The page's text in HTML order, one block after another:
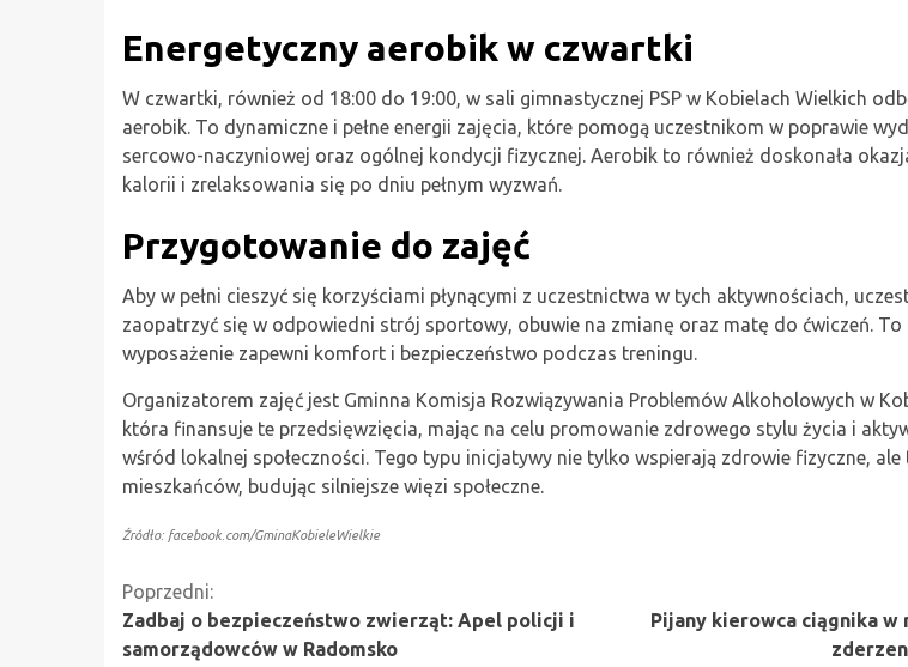
Energetyczny aerobik w czwartki
W czwartki, również od 18:00 do 19:00, w sali gimnastycznej PSP w Kobielach Wielkich
aerobik. To dynamiczne i pełne energii zajęcia, które pomogą uczestnikom w poprawie
sercowo-naczyniowej oraz ogólnej kondycji fizycznej. Aerobik to również doskonała
kalorii i zrelaksowania się po dniu pełnym wyzwań.
Przygotowanie do zajęć
Aby w pełni cieszyć się korzyściami płynącymi z uczestnictwa w tych aktywnościach,
zaopatrzyć się w odpowiedni strój sportowy, obuwie na zmianę oraz matę do ćwiczeń.
wyposażenie zapewni komfort i bezpieczeństwo podczas treningu.
Organizatorem zajęć jest Gminna Komisja Rozwiązywania Problemów Alkoholowych w
która finansuje te przedsięwzięcia, mając na celu promowanie zdrowego stylu życia i
wśród lokalnej społeczności. Tego typu inicjatywy nie tylko wspierają zdrowie fizyczne, ale
mieszkańców, budując silniejsze więzi społeczne.
Źródło: facebook.com/GminaKobieleWielkie
Kontynuuj
czytanie
Poprzedni:
Zadbaj o bezpieczeństwo zwierząt: Apel policji i
samorządowców w Radomsko
Pijany kierowca ciągnika w